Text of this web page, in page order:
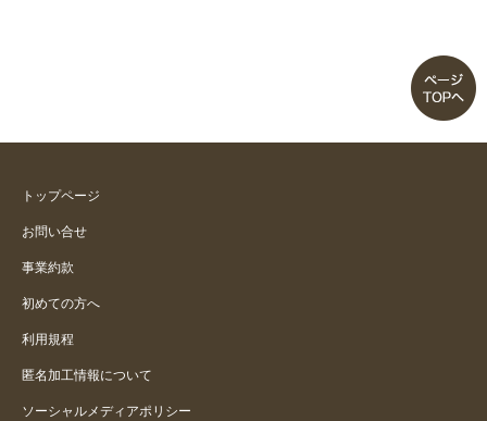
トップページ
お問い合せ
事業約款
初めての方へ
利用規程
匿名加工情報について
ソーシャルメディアポリシー